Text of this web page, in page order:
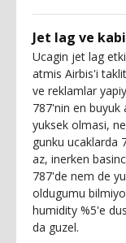
Jet lag ve
Ucagin jet lag
atmis Airbis'i
ve reklamlar
787'nin en buyuk
yuksek olmasi,
gunku ucaklarda
az, inerken
787'de nem de
oldugumu
humidity %5'e
da guzel.